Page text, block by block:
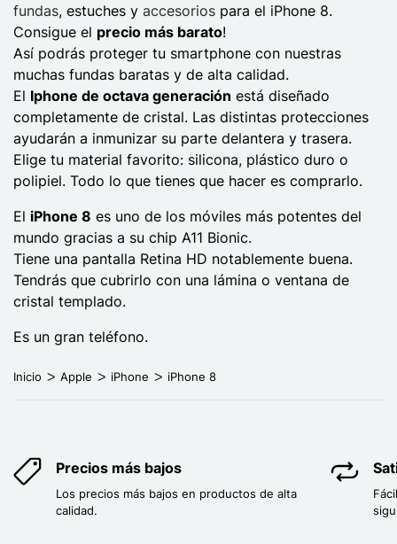
fundas, estuches y accesorios para el iPhone 8.
Consigue el precio más barato!
Así podrás proteger tu smartphone con nuestras
muchas fundas baratas y de alta calidad.
El Iphone de octava generación está diseñado
completamente de cristal. Las distintas protecciones
ayudarán a inmunizar su parte delantera y trasera.
Elige tu material favorito: silicona, plástico duro o
polipiel. Todo lo que tienes que hacer es comprarlo.
El iPhone 8 es uno de los móviles más potentes del
mundo gracias a su chip A11 Bionic.
Tiene una pantalla Retina HD notablemente buena.
Tendrás que cubrirlo con una lámina o ventana de
cristal templado.
Es un gran teléfono.
Inicio Apple iPhone iPhone 8
Precios más bajos
Los precios más bajos en productos de alta
calidad.